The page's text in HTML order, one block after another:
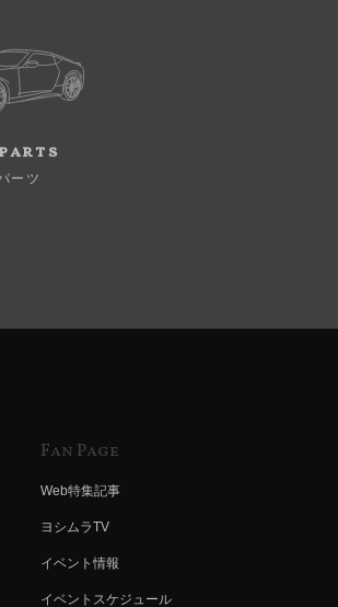
ーツ
Fan Page
Web特集記事
ヨシムラTV
イベント情報
イベントスケジュール